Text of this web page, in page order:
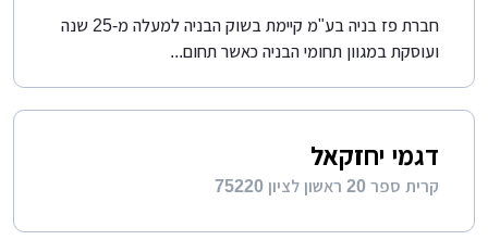
חברת פז בניה בע"מ קיימת בשוק הבניה למעלה מ-25 שנה
ועוסקת במגוון תחומי הבניה כאשר תחום...
דגמי יחזקאל
קרית ספר 20 ראשון לציון 75220